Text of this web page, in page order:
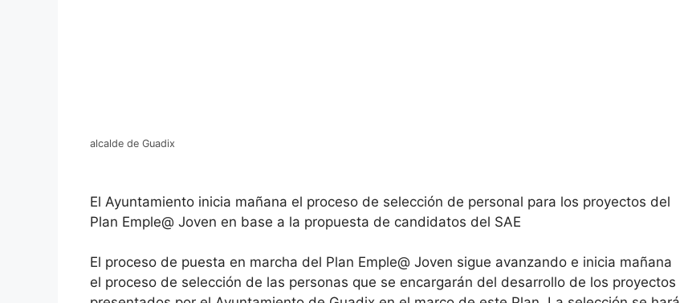
alcalde de Guadix
El Ayuntamiento inicia mañana el proceso de selección de personal para los proyectos del
Plan Emple@ Joven en base a la propuesta de candidatos del SAE
El proceso de puesta en marcha del Plan Emple@ Joven sigue avanzando e inicia mañana
el proceso de selección de las personas que se encargarán del desarrollo de los proyectos